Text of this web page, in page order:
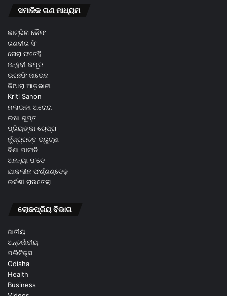
ସମାଜିକ ଗଣ ମାଧ୍ୟମ
କାଟ୍ରିନା କୈଫ
ରଣବୀର ସିଂ
ନୋରା ଫତେହି
ଜନ୍ହବୀ କପୂର
ଉରଃଫି ଜାଭେଦ
କିଆରା ଆଡ଼ଭାନୀ
Kriti Sanon
ମଲାଇକା ଅରୋରା
ଇଷା ଗୁପ୍ତା
ପ୍ରିୟଙ୍କା ଚୋପ୍ରା
ନୁଁଶ୍ର୍ରତ୍ତ ଭ୍ରୁଚ୍ଛା
ଦିଶା ପାଟାନି
ଅନନ୍ୟା ପଂଡେ
ଯାକଲୀନ ଫର୍ଣ୍ଣଣ୍ଡେଜ଼
ଉର୍ବଶୀ ରାଉତେଲା
ଲୋକପ୍ରିୟ ବିଭାଗ
ଜାତୀୟ
ଅନ୍ତର୍ଜାତୀୟ
ପଲିଟିକ୍ସ
Odisha
Health
Business